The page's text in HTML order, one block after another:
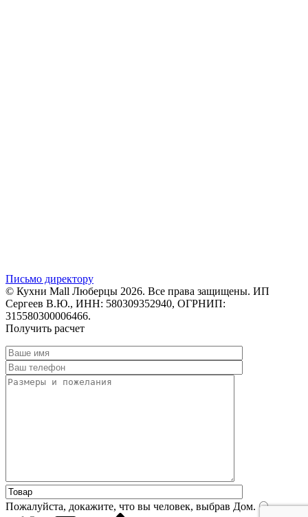
Письмо директору
© Кухни Mall Люберцы 2026. Все права защищены. ИП
Сергеев В.Ю., ИНН: 580309352940, ОГРНИП:
315580300006466.
Получить расчет
Пожалуйста, докажите, что вы человек, выбрав Дом.